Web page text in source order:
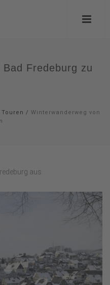
Fredeburg zu
/ Winterwanderweg von
aus.